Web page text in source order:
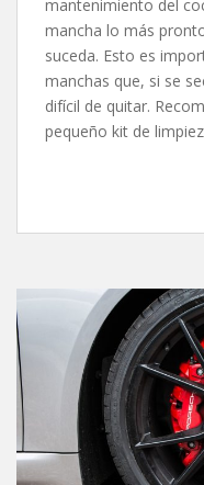
mantenimiento del
mancha lo más
suceda. Esto es
manchas que, si se
difícil de quitar.
pequeño kit de